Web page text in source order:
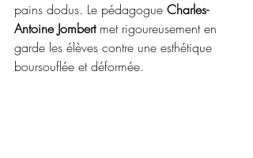
pains dodus. Le pédagogue Charles-
Antoine Jombert met rigoureusement en
garde les élèves contre une esthétique
boursouflée et déformée.